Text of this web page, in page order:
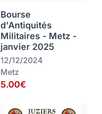
Bourse
d'Antiquités
Militaires - Metz -
janvier 2025
12/12/2024
Metz
5.00€